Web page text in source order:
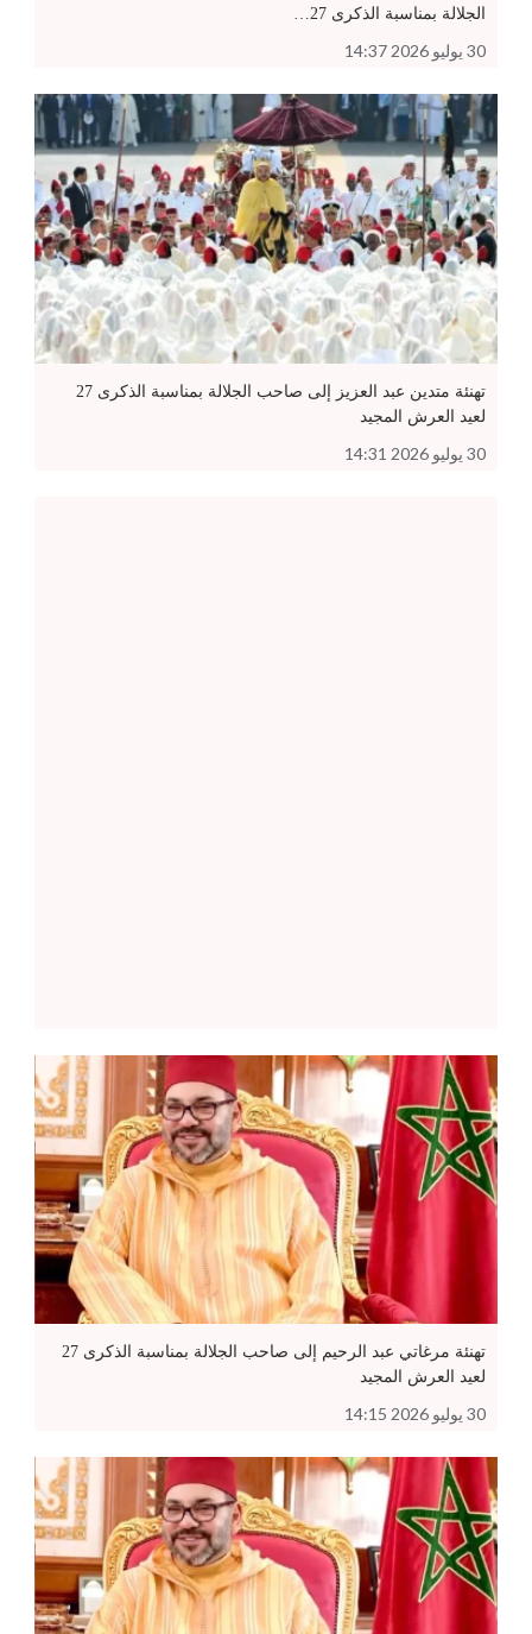
الجلالة بمناسبة الذكرى 27…
30 يوليو 2026 14:37
تهنئة متدين عبد العزيز إلى صاحب الجلالة بمناسبة الذكرى 27
لعيد العرش المجيد
30 يوليو 2026 14:31
تهنئة مرغاتي عبد الرحيم إلى صاحب الجلالة بمناسبة الذكرى 27
لعيد العرش المجيد
30 يوليو 2026 14:15